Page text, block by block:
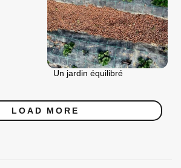
Un jardin équilibré
LOAD MORE